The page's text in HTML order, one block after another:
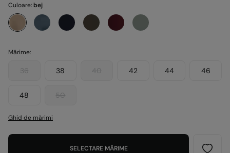
Culoare:bej
Mărime:
36 38 40 42 44 46
48 50
Ghid de mărimi
SELECTARE MĂRIME